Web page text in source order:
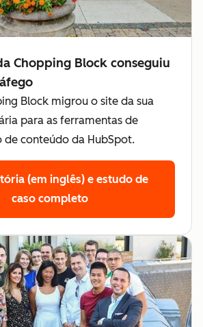
Chopping Block conseguiu
Block migrou o site da sua
para as ferramentas de
de conteúdo da HubSpot.
(em inglês) e estudo de
caso completo